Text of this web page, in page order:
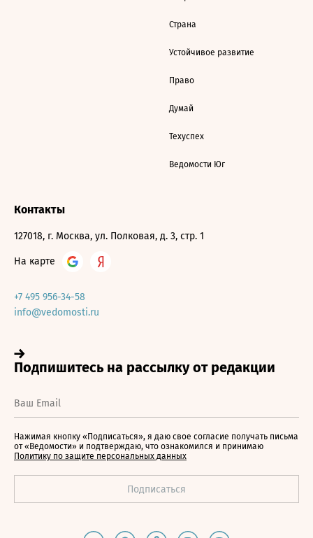
Страна
Устойчивое развитие
Право
Думай
Техуспех
Ведомости Юг
Контакты
127018, г. Москва, ул. Полковая, д. 3, стр. 1
На карте
+7 495 956-34-58
info@vedomosti.ru
Нажимая кнопку «Подписаться», я даю свое согласие получать письма
от «Ведомости» и подтверждаю, что ознакомился и принимаю
Политику по защите персональных данных